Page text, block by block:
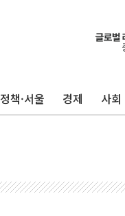
정책·서울 경제 사회